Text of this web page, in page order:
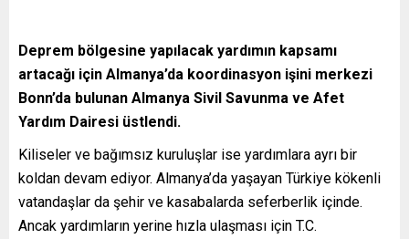
Deprem bölgesine yapılacak yardımın kapsamı
artacağı için Almanya’da koordinasyon işini merkezi
Bonn’da bulunan Almanya Sivil Savunma ve Afet
Yardım Dairesi üstlendi.
Kiliseler ve bağımsız kuruluşlar ise yardımlara ayrı bir
koldan devam ediyor. Almanya’da yaşayan Türkiye kökenli
vatandaşlar da şehir ve kasabalarda seferberlik içinde.
Ancak yardımların yerine hızla ulaşması için T.C.